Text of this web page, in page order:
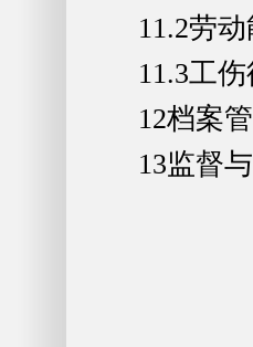
11.2劳
11.3工
12档案
13监督